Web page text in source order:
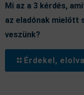
Mi az a 3 kérdés,
az eladónak mielőtt
veszünk?
Érdekel,